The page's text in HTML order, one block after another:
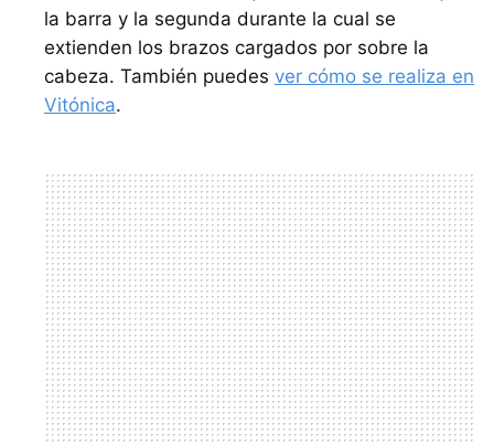
la barra y la segunda durante la cual se
extienden los brazos cargados por sobre la
cabeza. También puedes ver cómo se realiza en
Vitónica.